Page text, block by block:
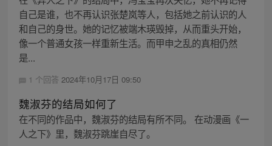
自己是谁，也不再认识张楚岚等人，包括她之前认识的人
和自己的身世。她的记忆被端木瑛毁掉，从而重头开始，
像一个普通女孩一样重新生活。而甲申之乱的真相仍然
是...
1 个回答 2024年10月17日 09:50
魏淑芬的结局如何了
在不同的作品中，魏淑芬的结局有所不同。 在动漫画《一
人之下》里，魏淑芬跳崖自尽了。